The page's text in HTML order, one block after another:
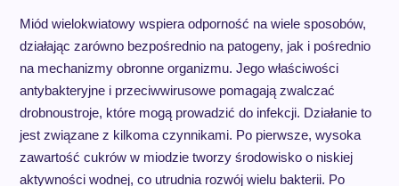
Miód wielokwiatowy wspiera odporność na wiele sposobów,
działając zarówno bezpośrednio na patogeny, jak i pośrednio
na mechanizmy obronne organizmu. Jego właściwości
antybakteryjne i przeciwwirusowe pomagają zwalczać
drobnoustroje, które mogą prowadzić do infekcji. Działanie to
jest związane z kilkoma czynnikami. Po pierwsze, wysoka
zawartość cukrów w miodzie tworzy środowisko o niskiej
aktywności wodnej, co utrudnia rozwój wielu bakterii. Po